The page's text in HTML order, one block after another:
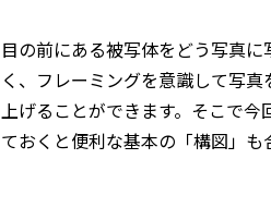
目の前にある被写体をどう写真
く、フレーミングを意識して写
上げることができます。そこで
ておくと便利な基本の「構図」も